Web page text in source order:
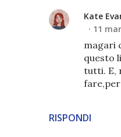
RISPONDI
Kate
11
magari
questo
tutti. E,